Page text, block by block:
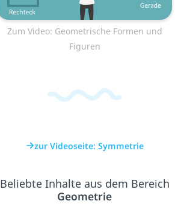
Zum Video: Geometrische Formen und
Figuren
zur Videoseite: Symmetrie
Beliebte Inhalte aus dem Bereich
Geometrie